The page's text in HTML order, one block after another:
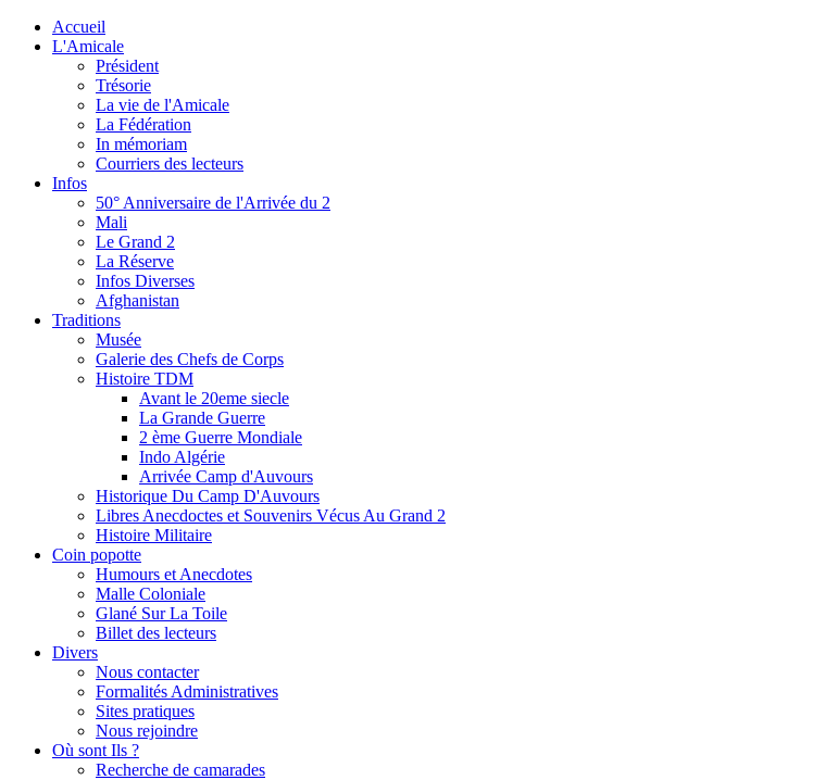
Accueil
L'Amicale
Président
Trésorie
La vie de l'Amicale
La Fédération
In mémoriam
Courriers des lecteurs
Infos
50° Anniversaire de l'Arrivée du 2
Mali
Le Grand 2
La Réserve
Infos Diverses
Afghanistan
Traditions
Musée
Galerie des Chefs de Corps
Histoire TDM
Avant le 20eme siecle
La Grande Guerre
2 ème Guerre Mondiale
Indo Algérie
Arrivée Camp d'Auvours
Historique Du Camp D'Auvours
Libres Anecdoctes et Souvenirs Vécus Au Grand 2
Histoire Militaire
Coin popotte
Humours et Anecdotes
Malle Coloniale
Glané Sur La Toile
Billet des lecteurs
Divers
Nous contacter
Formalités Administratives
Sites pratiques
Nous rejoindre
Où sont Ils ?
Recherche de camarades